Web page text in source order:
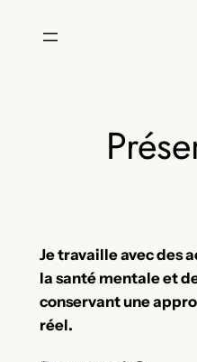
Je travaille avec des
la santé mentale et
conservant une
réel.